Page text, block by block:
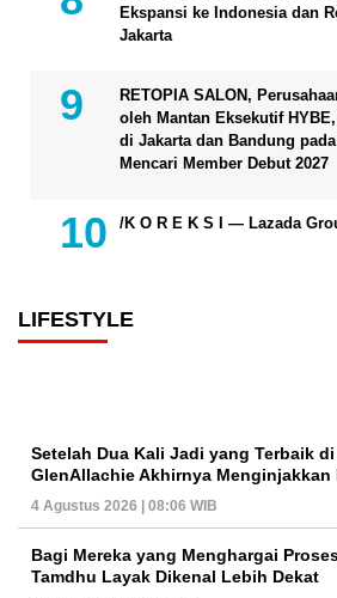
Ekspansi ke Indonesia dan
Jakarta
RETOPIA SALON,
oleh Mantan Eksekutif
di Jakarta dan Bandung
Mencari Member Debut 2027
/K O R E K S I — Lazada
LIFESTYLE
Setelah Dua Kali Jadi yang Terbaik
GlenAllachie Akhirnya
4 Agustus 2026 | 08:06 WIB
Bagi Mereka yang Menghargai
Tamdhu Layak Dikenal Lebih Dekat